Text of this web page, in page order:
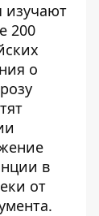
изучают
200
о
в
от